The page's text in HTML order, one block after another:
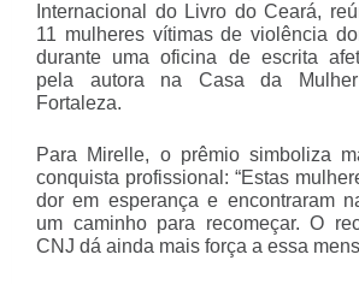
Internacional do Livro do Ceará,
11 mulheres vítimas de violência
durante uma oficina de escrita
pela autora na Casa da
Fortaleza.
Para Mirelle, o prêmio simboliza
conquista profissional: “Estas
dor em esperança e encontraram
um caminho para recomeçar. O
CNJ dá ainda mais força a essa